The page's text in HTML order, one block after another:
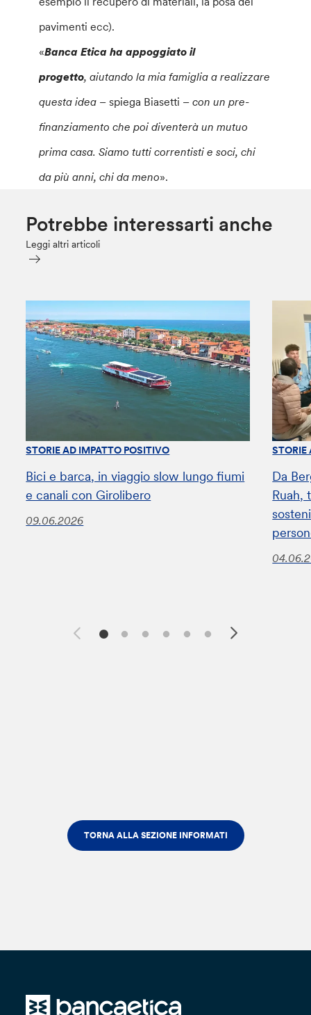
pavimenti ecc).
«Banca Etica ha appoggiato il
progetto, aiutando la mia famiglia a realizzare
questa idea –spiega Biasetti – con un pre-
finanziamento che poi diventerà un mutuo
prima casa. Siamo tutti correntisti e soci, chi
da più anni, chi da meno».
Potrebbe interessarti anche
Leggi altri articoli
STORIE AD IMPATTO POSITIVO
Bici e barca, in viaggio slow lungo fiumi
e canali con Girolibero
09.06.2026
STORIE
Da
Ruah,
TORNA ALLA SEZIONE INFORMATI